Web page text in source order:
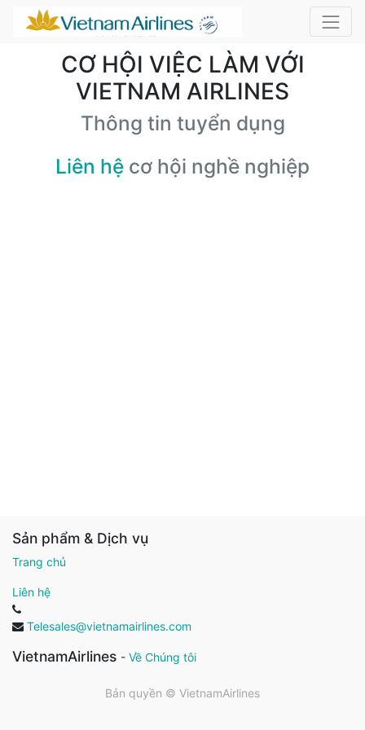
CƠ HỘI VIỆC LÀM VỚI
VIETNAM AIRLINES
Thông tin tuyển dụng
Liên hệ cơ hội nghề nghiệp
Sản phẩm & Dịch vụ
Trang chủ
Liên hệ
Telesales@vietnamairlines.com
VietnamAirlines - Về Chúng tôi
Bản quyền © VietnamAirlines